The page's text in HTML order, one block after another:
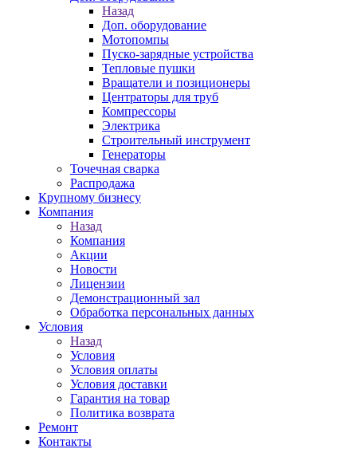
Назад
Доп. оборудование
Мотопомпы
Пуско-зарядные устройства
Тепловые пушки
Вращатели и позиционеры
Центраторы для труб
Компрессоры
Электрика
Строительный инструмент
Генераторы
Точечная сварка
Распродажа
Крупному бизнесу
Компания
Назад
Компания
Акции
Новости
Лицензии
Демонстрационный зал
Обработка персональных данных
Условия
Назад
Условия
Условия оплаты
Условия доставки
Гарантия на товар
Политика возврата
Ремонт
Контакты